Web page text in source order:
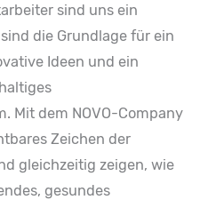
sind uns ein
die Grundlage für ein
Ideen und ein
Mit dem NOVO-Company
Zeichen der
gleichzeitig zeigen, wie
gesundes